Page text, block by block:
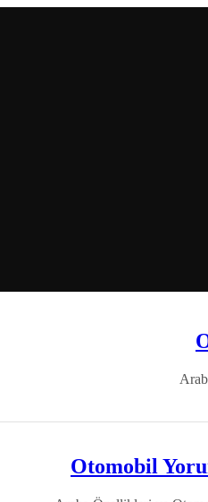
Otomobil